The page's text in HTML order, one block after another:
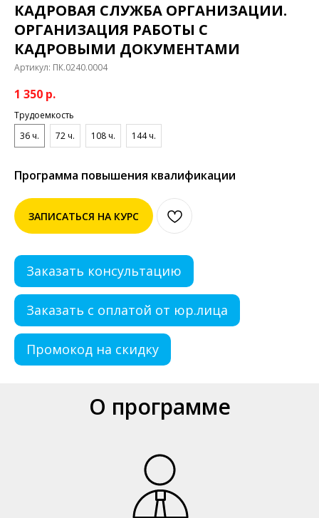
КАДРОВАЯ СЛУЖБА ОРГАНИЗАЦИИ.
ОРГАНИЗАЦИЯ РАБОТЫ С
КАДРОВЫМИ ДОКУМЕНТАМИ
Артикул: ПК.0240.0004
1 350 р.
Трудоемкость
36 ч.
72 ч. 108 ч. 144 ч.
Программа повышения квалификации
ЗАПИСАТЬСЯ НА КУРС
Заказать консультацию
Заказать с оплатой от юр.лица
Промокод на скидку
О программе